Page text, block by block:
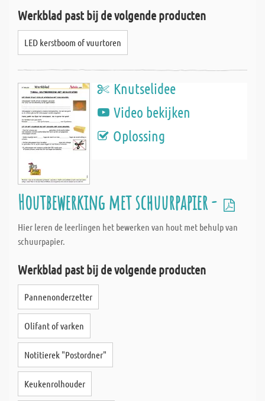
Werkblad past bij de volgende producten
LED kerstboom of vuurtoren
Knutselidee
Video bekijken
Oplossing
Houtbewerking met schuurpapier -
Hier leren de leerlingen het bewerken van hout met behulp van
schuurpapier.
Werkblad past bij de volgende producten
Pannenonderzetter
Olifant of varken
Notitierek "Postordner"
Keukenrolhouder